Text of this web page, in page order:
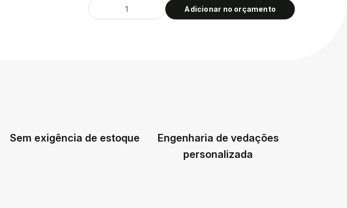
Adicionar no orçamento
Sem exigência de estoque
Engenharia de vedações
personalizada